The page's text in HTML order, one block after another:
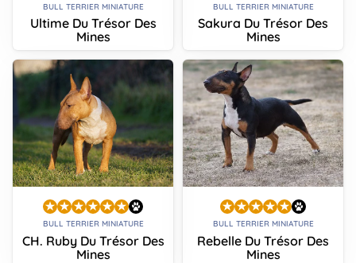
BULL TERRIER MINIATURE
Ultime Du Trésor Des
Mines
BULL TERRIER MINIATURE
Sakura Du Trésor Des
Mines
BULL TERRIER MINIATURE
CH. Ruby Du Trésor Des
Mines
BULL TERRIER MINIATURE
Rebelle Du Trésor Des
Mines